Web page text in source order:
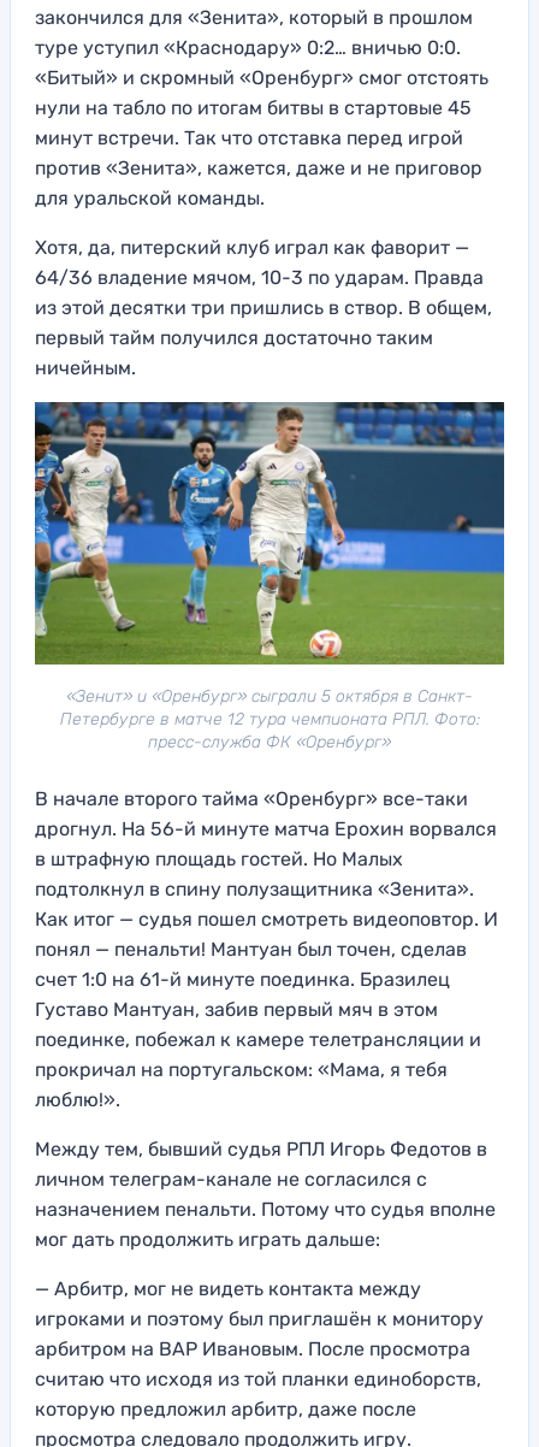
закончился для «Зенита», который в прошлом
туре уступил «Краснодару» 0:2… вничью 0:0.
«Битый» и скромный «Оренбург» смог отстоять
нули на табло по итогам битвы в стартовые 45
минут встречи. Так что отставка перед игрой
против «Зенита», кажется, даже и не приговор
для уральской команды.
Хотя, да, питерский клуб играл как фаворит —
64/36 владение мячом, 10-3 по ударам. Правда
из этой десятки три пришлись в створ. В общем,
первый тайм получился достаточно таким
ничейным.
«Зенит» и «Оренбург» сыграли 5 октября в Санкт-
Петербурге в матче 12 тура чемпионата РПЛ. Фото:
пресс-служба ФК «Оренбург»
В начале второго тайма «Оренбург» все-таки
дрогнул. На 56-й минуте матча Ерохин ворвался
в штрафную площадь гостей. Но Малых
подтолкнул в спину полузащитника «Зенита».
Как итог — судья пошел смотреть видеоповтор. И
понял — пенальти! Мантуан был точен, сделав
счет 1:0 на 61-й минуте поединка. Бразилец
Густаво Мантуан, забив первый мяч в этом
поединке, побежал к камере телетрансляции и
прокричал на португальском: «Мама, я тебя
люблю!».
Между тем, бывший судья РПЛ Игорь Федотов в
личном телеграм-канале не согласился с
назначением пенальти. Потому что судья вполне
мог дать продолжить играть дальше:
— Арбитр, мог не видеть контакта между
игроками и поэтому был приглашён к монитору
арбитром на ВАР Ивановым. После просмотра
считаю что исходя из той планки единоборств,
которую предложил арбитр, даже после
просмотра следовало продолжить игру.